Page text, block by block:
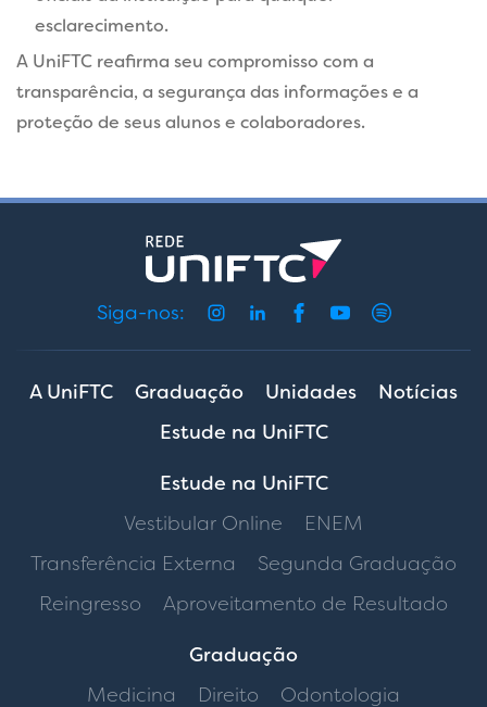
esclarecimento.
A UniFTC reafirma seu compromisso com a
transparência, a segurança das informações e a
proteção de seus alunos e colaboradores.
Siga-nos:
A UniFTC Graduação Unidades
Notícias
Estude na UniFTC
Estude na UniFTC
Vestibular Online
ENEM
Transferência Externa
Segunda Graduação
Reingresso
Aproveitamento de Resultado
Graduação
Medicina
Direito Odontologia